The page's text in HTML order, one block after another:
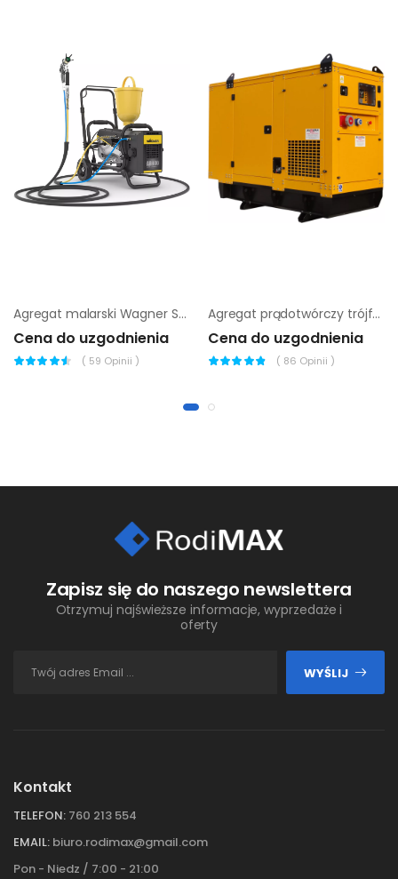
Agregat malarski Wagner SF23 Plus + kompresor |
Cena do uzgodnienia
( 59 Opinii )
Agregat prądotwórczy trójfazowy Sumera Motor SMG-60L-S
Cena do uzgodnienia
( 86 Opinii )
Zapisz się do naszego newslettera
Otrzymuj najświeższe informacje, wyprzedaże i
oferty
WYŚLIJ
Kontakt
TELEFON: 760 213 554
EMAIL: biuro.rodimax@gmail.com
Pon - Niedz / 7:00 - 21:00